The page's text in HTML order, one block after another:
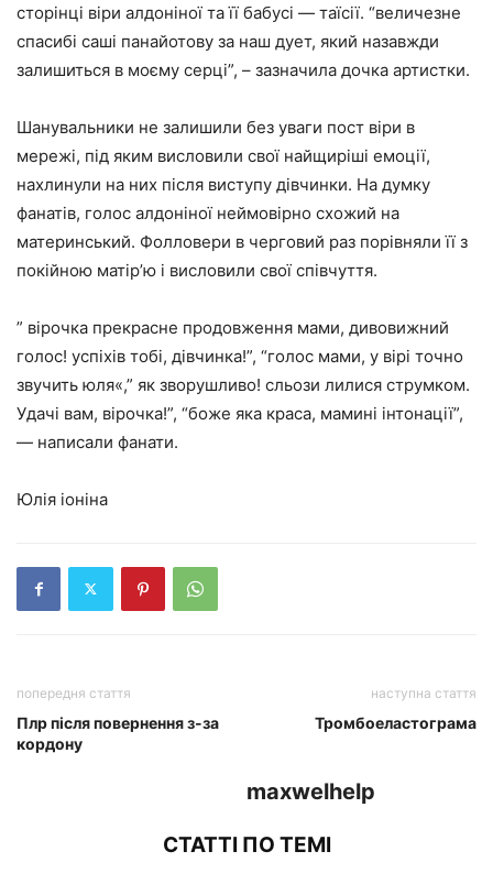
сторінці віри алдоніної та її бабусі — таїсії. “величезне
спасибі саші панайотову за наш дует, який назавжди
залишиться в моєму серці”, – зазначила дочка артистки.
Шанувальники не залишили без уваги пост віри в
мережі, під яким висловили свої найщиріші емоції,
нахлинули на них після виступу дівчинки. На думку
фанатів, голос алдоніної неймовірно схожий на
материнський. Фолловери в черговий раз порівняли її з
покійною матір’ю і висловили свої співчуття.
” вірочка прекрасне продовження мами, дивовижний
голос! успіхів тобі, дівчинка!”, “голос мами, у вірі точно
звучить юля«,” як зворушливо! сльози лилися струмком.
Удачі вам, вірочка!”, “боже яка краса, мамині інтонації”,
— написали фанати.
Юлія іоніна
попередня стаття
Плр після повернення з-за
кордону
наступна стаття
Тромбоеластограма
maxwelhelp
СТАТТІ ПО ТЕМІ